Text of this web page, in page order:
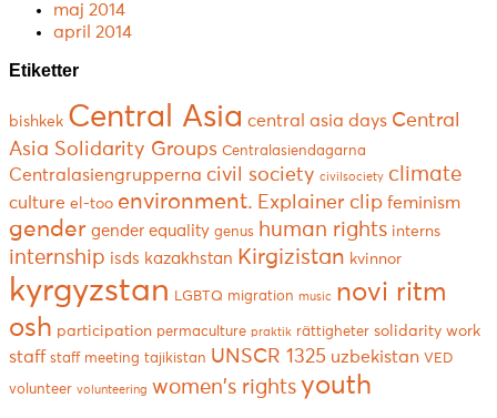
maj 2014
april 2014
Etiketter
bishkek Central Asia central asia days Central
Asia Solidarity Groups Centralasiendagarna
Centralasiengrupperna civil society civilsociety climate
culture el-too environment. Explainer clip feminism
gender gender equality genus human rights interns
internship isds kazakhstan Kirgizistan kvinnor
kyrgyzstan LGBTQ migration music novi ritm
osh participation permaculture praktik rättigheter solidarity work
staff staff meeting tajikistan UNSCR 1325 uzbekistan VED
volunteer volunteering women's rights youth